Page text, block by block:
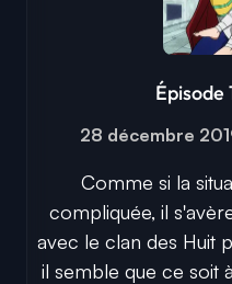
Épisode
28 décembre
Comme si la
compliquée, il
avec le clan des Huit
il semble que ce